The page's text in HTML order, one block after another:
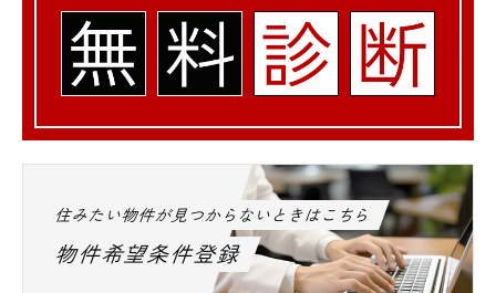
住みたい物件が見つからないときはこちら
物件希望条件登録